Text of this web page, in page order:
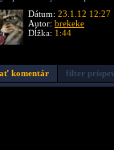
Dátum: 23.1.12 12:27
Autor: brekeke
Dĺžka: 1:44
komentár filter